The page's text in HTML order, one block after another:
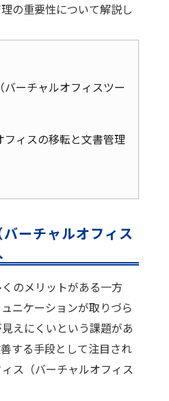
の重要性について解説し
ーチャルオフィスツー
フィスの移転と文書管理
ーチャルオフィス
のメリットがある一方
ニケーションが取りづら
えにくいという課題があ
する手段として注目され
ス（バーチャルオフィス